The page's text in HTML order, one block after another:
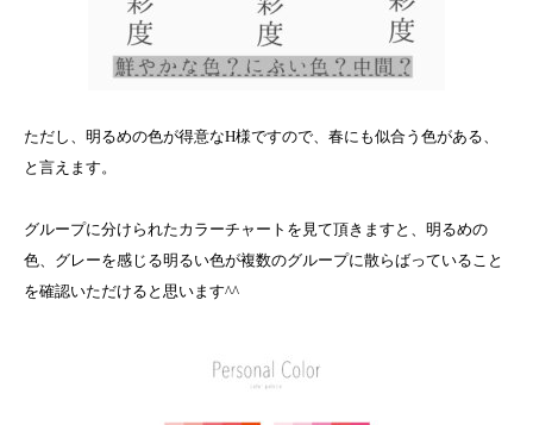
ただし、明るめの色が得意なH様ですので、春にも似合う色がある、
と言えます。
グループに分けられたカラーチャートを見て頂きますと、明るめの
色、グレーを感じる明るい色が複数のグループに散らばっていること
を確認いただけると思います^^